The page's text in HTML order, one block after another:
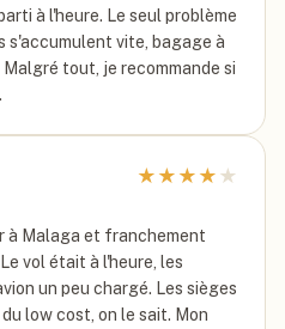
à l'heure. Le seul problème
s'accumulent vite, bagage à
tout, je recommande si
★ ★ ★ ★ ★
à Malaga et franchement
vol était à l'heure, les
un peu chargé. Les sièges
low cost, on le sait. Mon